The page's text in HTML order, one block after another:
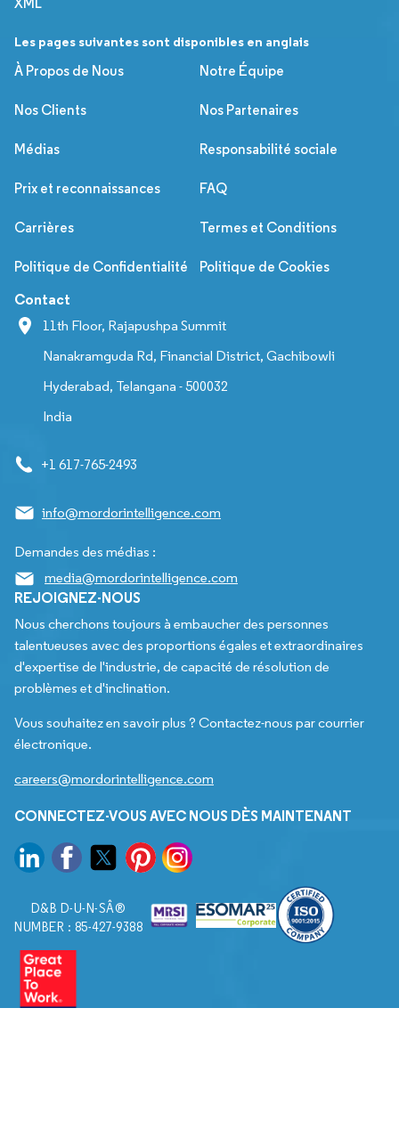
Les pages suivantes sont disponibles en anglais
À Propos de Nous
Notre Équipe
Nos Clients Nos Partenaires
Médias Responsabilité sociale
Prix et reconnaissances FAQ
Carrières Termes et Conditions
Politique de Confidentialité Politique de Cookies
Contact
11th Floor, Rajapushpa Summit
Nanakramguda Rd, Financial District, Gachibowli
Hyderabad, Telangana - 500032
India
+1 617-765-2493
info@mordorintelligence.com
Demandes des médias :
media@mordorintelligence.com
REJOIGNEZ-NOUS
Nous cherchons toujours à embaucher des personnes
talentueuses avec des proportions égales et extraordinaires
d'expertise de l'industrie, de capacité de résolution de
problèmes et d'inclination.
Vous souhaitez en savoir plus ? Contactez-nous par courrier
électronique.
careers@mordorintelligence.com
CONNECTEZ-VOUS AVEC NOUS DÈS MAINTENANT
D&B D-U-N-SÂ®
NUMBER : 85-427-9388